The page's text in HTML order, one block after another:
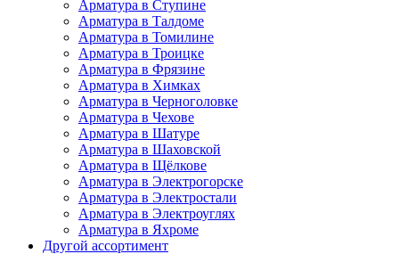
Арматура в Ступине
Арматура в Талдоме
Арматура в Томилине
Арматура в Троицке
Арматура в Фрязине
Арматура в Химках
Арматура в Черноголовке
Арматура в Чехове
Арматура в Шатуре
Арматура в Шаховской
Арматура в Щёлкове
Арматура в Электрогорске
Арматура в Электростали
Арматура в Электроуглях
Арматура в Яхроме
Другой ассортимент